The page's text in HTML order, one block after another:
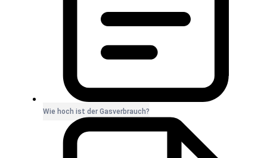
Wie hoch ist der Gasverbrauch?